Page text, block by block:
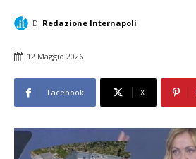
Di Redazione Internapoli
12 Maggio 2026
Facebook X